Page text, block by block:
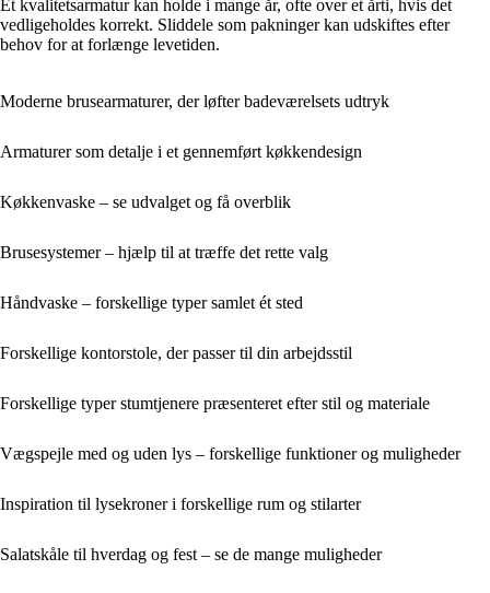
Et kvalitetsarmatur kan holde i mange år, ofte over et årti, hvis det
vedligeholdes korrekt. Sliddele som pakninger kan udskiftes efter
behov for at forlænge levetiden.
Moderne brusearmaturer, der løfter badeværelsets udtryk
Armaturer som detalje i et gennemført køkkendesign
Køkkenvaske – se udvalget og få overblik
Brusesystemer – hjælp til at træffe det rette valg
Håndvaske – forskellige typer samlet ét sted
Forskellige kontorstole, der passer til din arbejdsstil
Forskellige typer stumtjenere præsenteret efter stil og materiale
Vægspejle med og uden lys – forskellige funktioner og muligheder
Inspiration til lysekroner i forskellige rum og stilarter
Salatskåle til hverdag og fest – se de mange muligheder